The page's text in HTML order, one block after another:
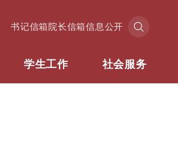
书记信箱院长信箱信息公开
学生工作 社会服务